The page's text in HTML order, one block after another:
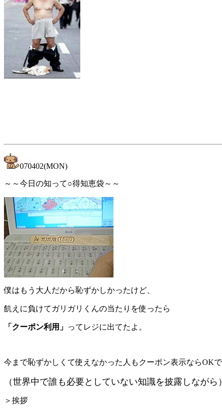
070402(MON)
～～今日の知って○得知恵袋～～
僕はもう大人だから恥ずかしかったけど、
飢えに負けてガリガリくんの当たりを使ったら
「クーポン利用」 ってレジに出てたよ。
今まで恥ずかしくて使えなかった人もクーポン表示ならOK
（世界中で誰も必要としていない知識を披露しながら）
＞挨拶